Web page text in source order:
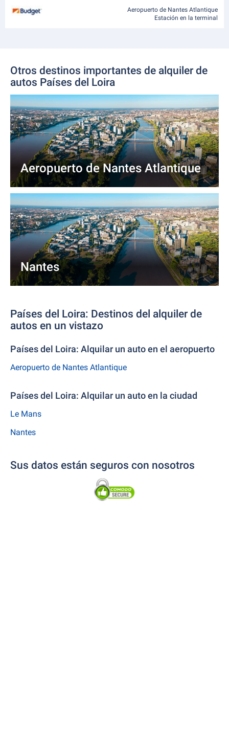
Aeropuerto de Nantes Atlantique
Estación en la terminal
Otros destinos importantes de alquiler de
autos Países del Loira
Aeropuerto de Nantes Atlantique
Nantes
Países del Loira: Destinos del alquiler de
autos en un vistazo
Países del Loira: Alquilar un auto en el aeropuerto
Aeropuerto de Nantes Atlantique
Países del Loira: Alquilar un auto en la ciudad
Le Mans
Nantes
Sus datos están seguros con nosotros